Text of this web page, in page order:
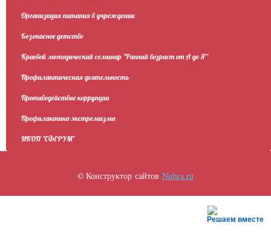
Организация питания в учреждении
Безопасное детство
Краевой методический семинар "Ранний возраст от А до Я"
Профилактическая деятельность
Противодействие коррупции
Профилактика экстремизма
ИКОП "СФЕРУМ"
© Конструктор сайтов Nubex.ru
Решаем вместе